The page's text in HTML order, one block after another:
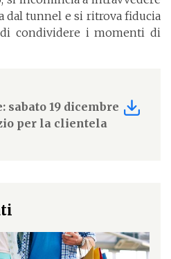
dal tunnel e si ritrova fiducia
condividere i momenti di
sabato 19 dicembre
per la clientela